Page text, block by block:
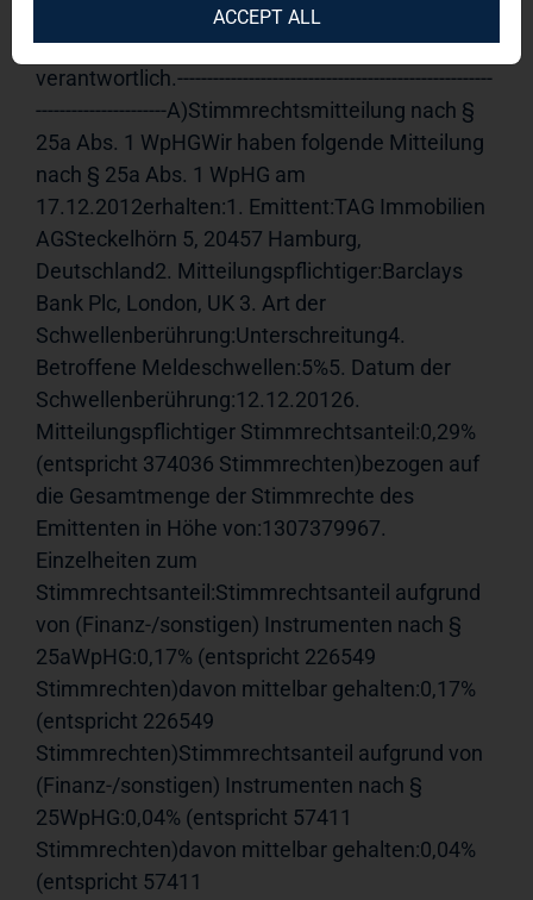
DGAP - ein Unternehmen der EquityStory AG.Für
den Inhalt der Mitteilung ist der Emittent
verantwortlich.-----------------------------------------------------
----------------------A)Stimmrechtsmitteilung nach §
25a Abs. 1 WpHGWir haben folgende Mitteilung
nach § 25a Abs. 1 WpHG am
17.12.2012erhalten:1. Emittent:TAG Immobilien
AGSteckelhörn 5, 20457 Hamburg,
Deutschland2. Mitteilungspflichtiger:Barclays
Bank Plc, London, UK 3. Art der
Schwellenberührung:Unterschreitung4.
Betroffene Meldeschwellen:5%5. Datum der
Schwellenberührung:12.12.20126.
Mitteilungspflichtiger Stimmrechtsanteil:0,29%
(entspricht 374036 Stimmrechten)bezogen auf
die Gesamtmenge der Stimmrechte des
Emittenten in Höhe von:1307379967.
Einzelheiten zum
Stimmrechtsanteil:Stimmrechtsanteil aufgrund
von (Finanz-/sonstigen) Instrumenten nach §
25aWpHG:0,17% (entspricht 226549
Stimmrechten)davon mittelbar gehalten:0,17%
(entspricht 226549
Stimmrechten)Stimmrechtsanteil aufgrund von
(Finanz-/sonstigen) Instrumenten nach §
25WpHG:0,04% (entspricht 57411
Stimmrechten)davon mittelbar gehalten:0,04%
(entspricht 57411
ACCEPT ALL